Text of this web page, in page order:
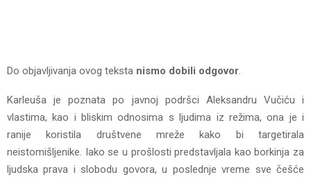
Do objavljivanja ovog teksta nismo dobili odgovor.
Karleuša je poznata po javnoj podršci Aleksandru Vučiću i
vlastima, kao i bliskim odnosima s ljudima iz režima, ona je i
ranije koristila društvene mreže kako bi targetirala
neistomišljenike. Iako se u prošlosti predstavljala kao borkinja za
ljudska prava i slobodu govora, u poslednje vreme sve češće